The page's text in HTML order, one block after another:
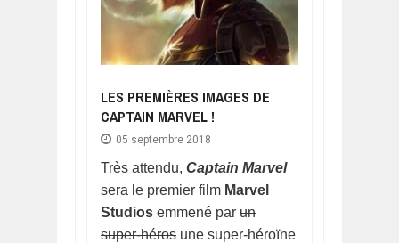
LES PREMIÈRES IMAGES DE
CAPTAIN MARVEL !
05 septembre 2018
Très attendu, Captain Marvel
sera le premier film Marvel
Studios emmené par un
super-héros une super-héroïne